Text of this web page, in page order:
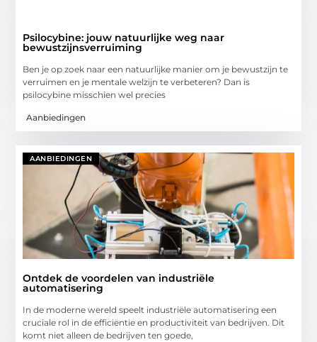
Psilocybine: jouw natuurlijke weg naar
bewustzijnsverruiming
Ben je op zoek naar een natuurlijke manier om je bewustzijn te
verruimen en je mentale welzijn te verbeteren? Dan is
psilocybine misschien wel precies
Aanbiedingen
AANBIEDINGEN
Ontdek de voordelen van industriële
automatisering
In de moderne wereld speelt industriële automatisering een
cruciale rol in de efficiëntie en productiviteit van bedrijven. Dit
komt niet alleen de bedrijven ten goede,